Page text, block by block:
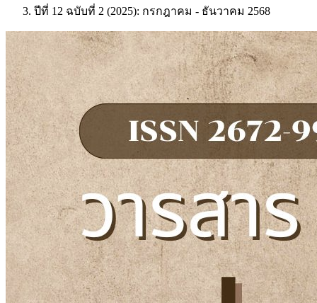
ปีที่ 12 ฉบับที่ 2 (2025): กรกฎาคม - ธันวาคม 2568